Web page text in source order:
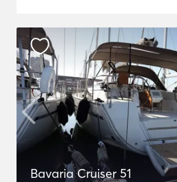
Bavaria Cruiser 51